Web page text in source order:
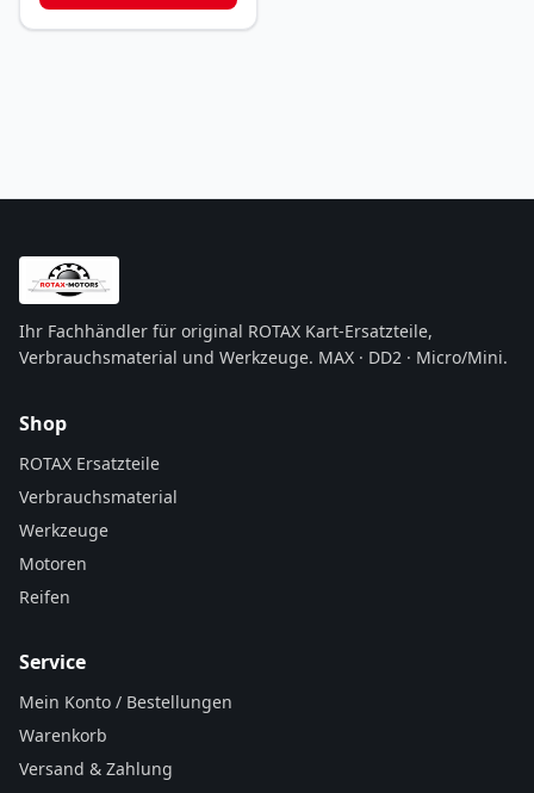
Ihr Fachhändler für original ROTAX Kart-Ersatzteile,
Verbrauchsmaterial und Werkzeuge. MAX · DD2 · Micro/Mini.
Shop
ROTAX Ersatzteile
Verbrauchsmaterial
Werkzeuge
Motoren
Reifen
Service
Mein Konto / Bestellungen
Warenkorb
Versand & Zahlung